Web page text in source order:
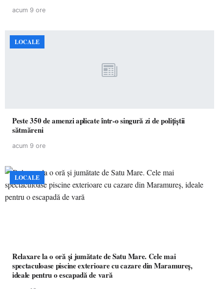
acum 9 ore
LOCALE
Peste 350 de amenzi aplicate într-o singură zi de polițiștii
sătmăreni
acum 9 ore
LOCALE
Relaxare la o oră și jumătate de Satu Mare. Cele mai
spectaculoase piscine exterioare cu cazare din Maramureș,
ideale pentru o escapadă de vară